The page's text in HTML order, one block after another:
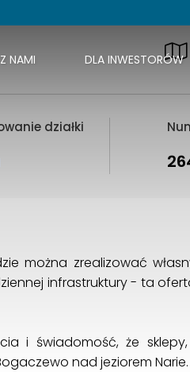
NAMI DLA INWESTORÓW
działki
można zrealizować
infrastruktury - ta
i świadomość, że sklepy,
nad jeziorem Narie.